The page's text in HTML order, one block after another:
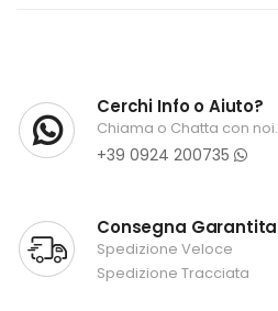
Cerchi Info o Aiuto?
Chiama o Chatta con noi.
+39 0924 200735
Consegna Garantita
Spedizione Veloce
Spedizione Tracciata